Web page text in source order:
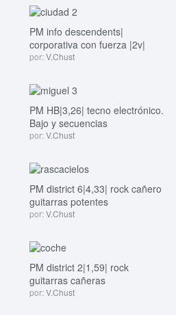
PM info descendents|
corporativa con fuerza |2v|
por:V.Chust
PM HB|3,26| tecno electrónico.
Bajo y secuencias
por:V.Chust
PM district 6|4,33| rock cañero
guitarras potentes
por:V.Chust
PM district 2|1,59| rock
guitarras cañeras
por:V.Chust